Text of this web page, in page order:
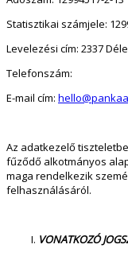
Statisztikai számjele:
Levelezési cím: 2337
Telefonszám:
E-mail cím:
Az adatkezelő
fűződő alkotmányos
maga rendelkezik
felhasználásáról.
VONATKOZÓ